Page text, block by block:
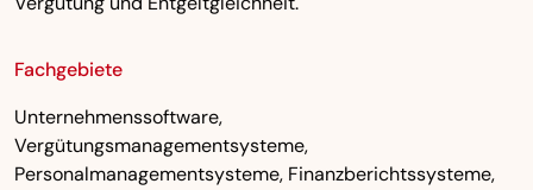
Fachgebiete
Unternehmenssoftware,
Vergütungsmanagementsysteme,
Personalmanagementsysteme, Finanzberichtssysteme,